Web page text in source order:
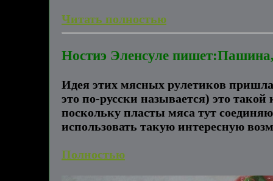
Читать полностью
Ностиэ Эленсуле
Идея этих мясных рулетиков
это по-русски называется) это
поскольку пласты мяса тут
использовать такую интересную
Полностью